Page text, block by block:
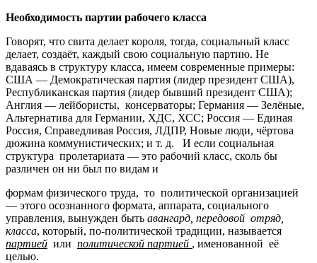
Необходимость партии рабочего класса
Говорят, что свита делает короля, тогда, социальный класс
делает, создаёт, каждый свою социальную партию. Не
вдаваясь в структуру класса, имеем современные примеры:
США — Демократическая партия (лидер президент США),
Республиканская партия (лидер бывший президент США);
Англия — лейбористы, консерваторы; Германия — Зелёные,
Альтернатива для Германии, ХДС, ХСС; Россия — Единая
Россия, Справедливая Россия, ЛДПР, Новые люди, чёртова
дюжина коммунистических; и т. д. И если социальная
структура пролетариата — это рабочий класс, сколь бы
различен он ни был по видам и
формам физического труда, то политической организацией
— этого осознанного формата, аппарата, социального
управления, вынужден быть авангард, передовой отряд,
класса, который, по-политической традиции, называется
партией или политической партией , именованной её
целью.